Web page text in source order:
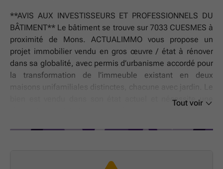
**AVIS AUX INVESTISSEURS ET PROFESSIONNELS DU
BÂTIMENT** Le bâtiment se trouve sur 7033 CUESMES à
proximité de Mons. ACTUALIMMO vous propose un
projet immobilier vendu en gros œuvre / état à rénover
dans sa globalité, avec permis d’urbanisme accordé pour
la transformation de l’immeuble existant en deux
maisons unifamiliales distinctes, chacune avec jardin. Le
bien est vendu dans son état actuel et nécessite une
Tout voir